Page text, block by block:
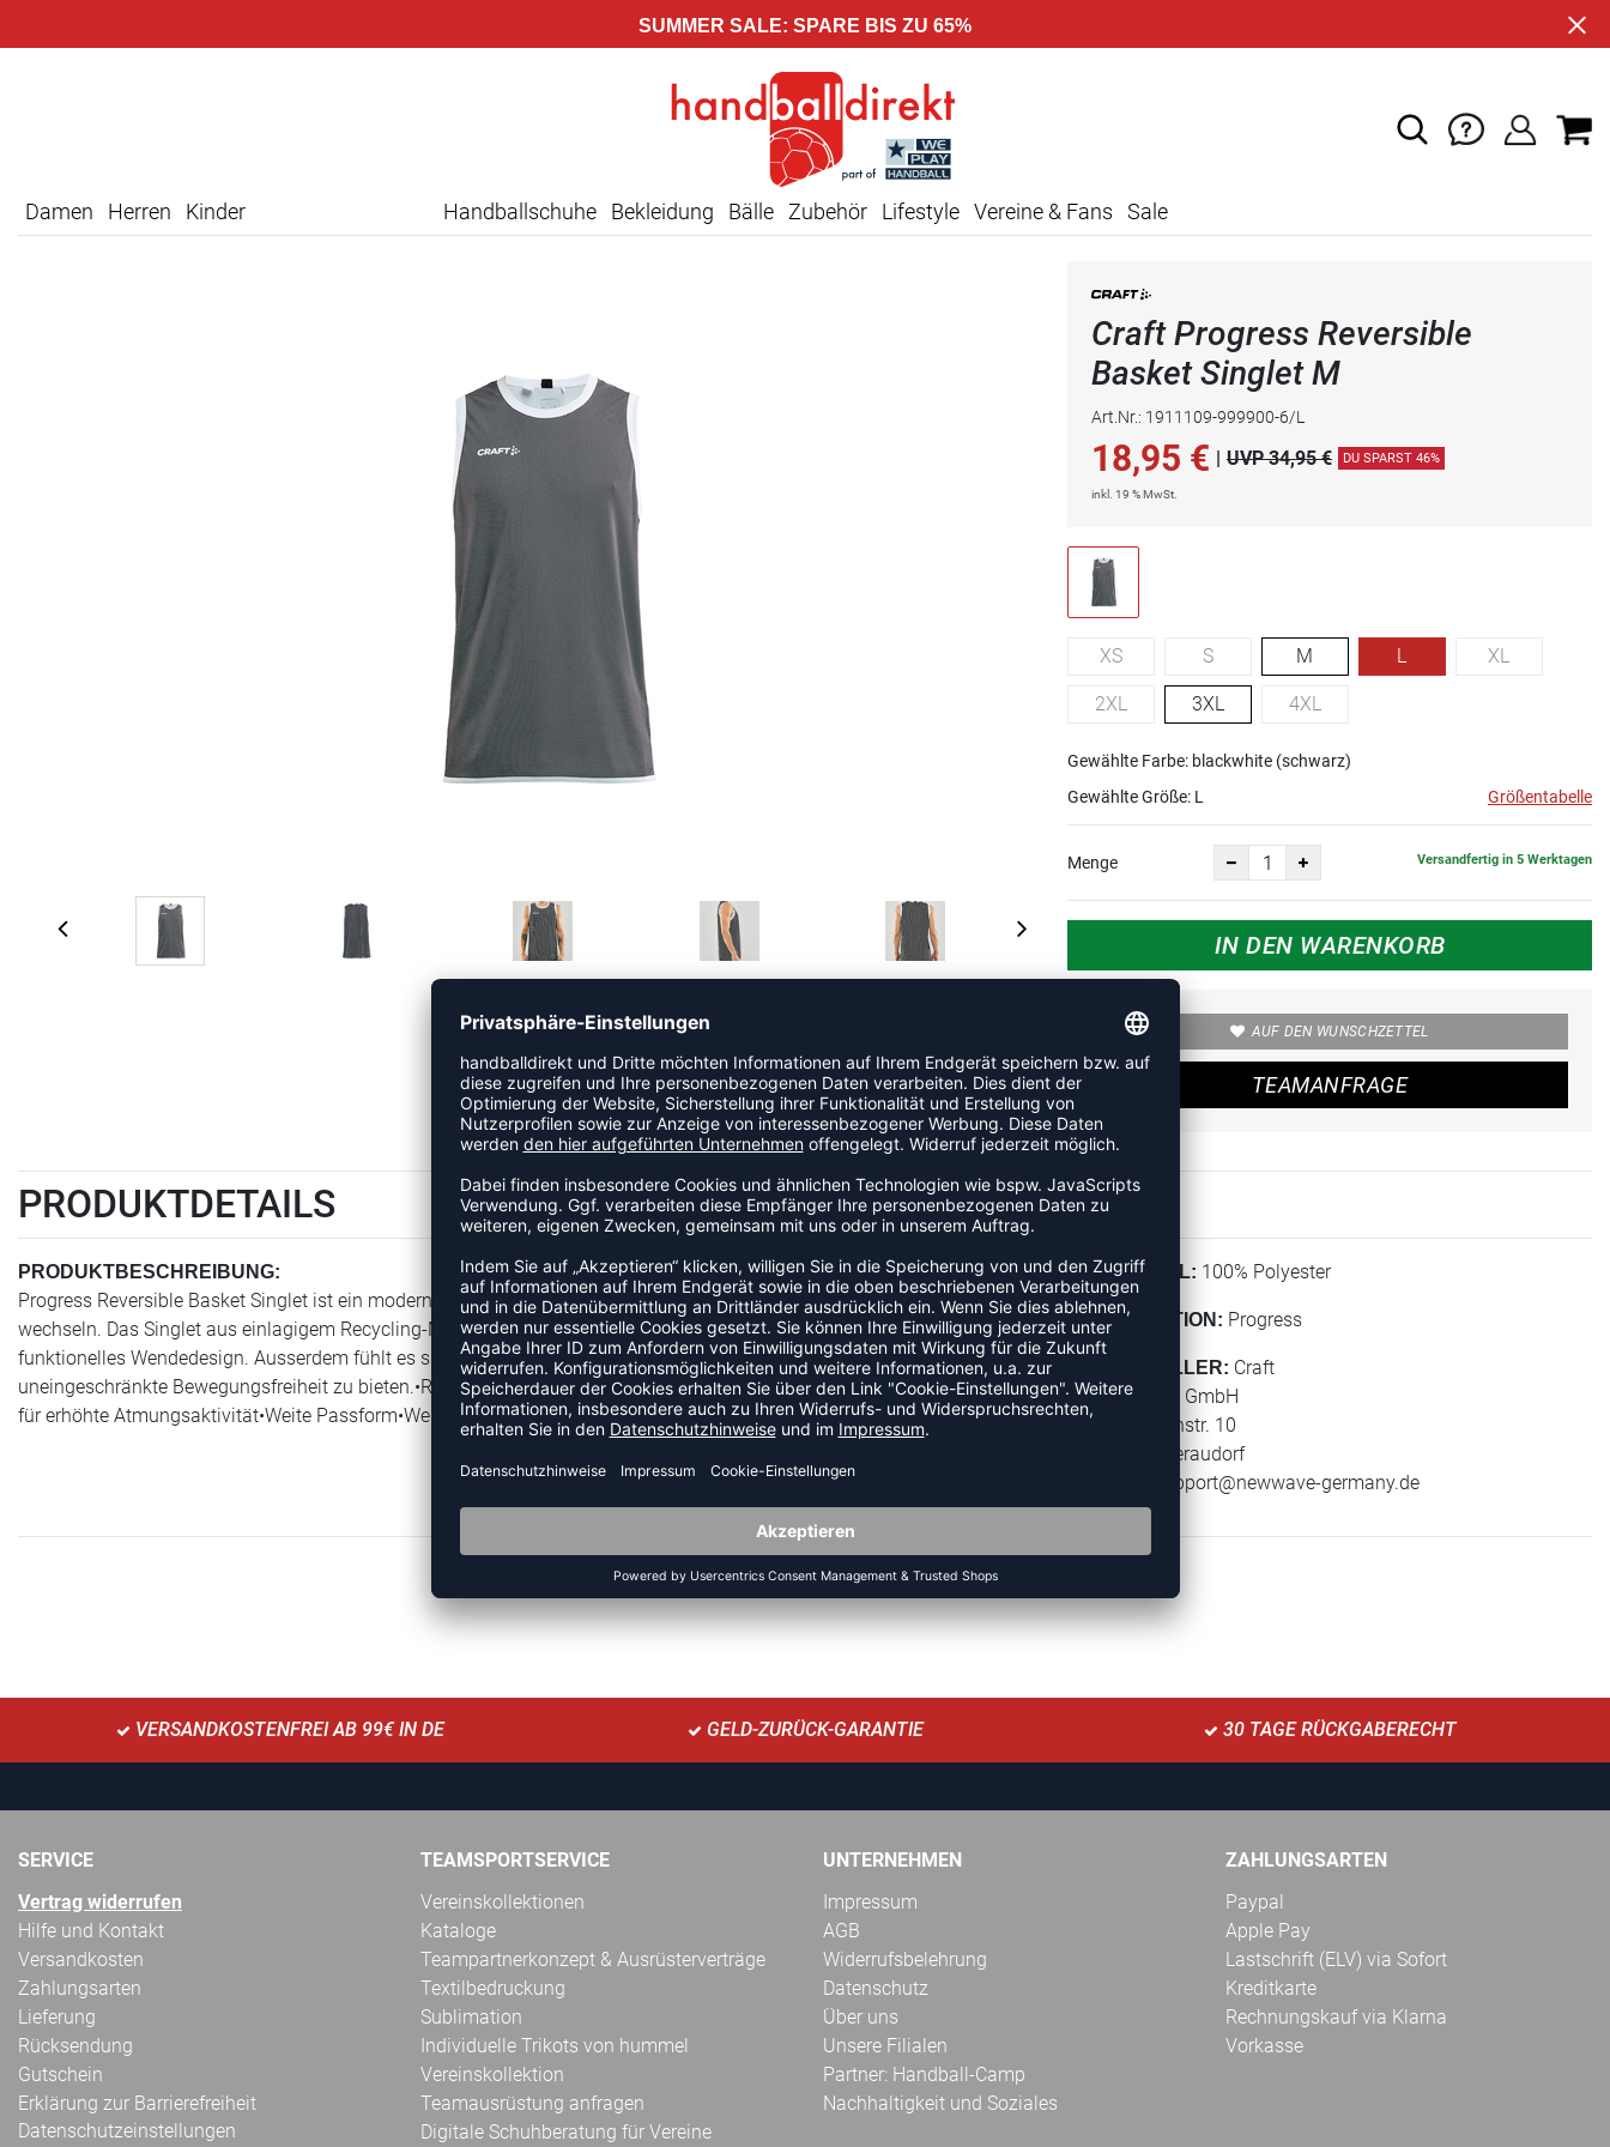
SUMMER SALE: SPARE BIS ZU 65%
Damen Herren Kinder Handballschuhe Bekleidung Bälle Zubehör Lifestyle Vereine & Fans Sale
Craft Progress Reversible
Basket Singlet M
Art.Nr.: 1911109-999900-6/L
18,95 € | UVP 34,95 € DU SPARST 46%
inkl. 19 % MwSt.
XS S M L XL
2XL 3XL 4XL
Gewählte Farbe: blackwhite (schwarz)
Gewählte Größe: L Größentabelle
Menge Versandfertig in 5 Werktagen
IN DEN WARENKORB
AUF DEN WUNSCHZETTEL
TEAMANFRAGE
PRODUKTDETAILS
PRODUKTBESCHREIBUNG:
Progress Reversible Basket Singlet ist ein modernes Basketballtrikot, das beidseitig getragen werden kann, um die Farbe zu
wechseln. Das Singlet aus einlagigem Recycling-Material mit zwei Tragseiten bietet ein feines, leichtes und sehr
funktionelles Wendedesign. Ausserdem fühlt es sich weich an und hat eine weite Passform, um hohen Komfort und
uneingeschränkte Bewegungsfreiheit zu bieten.•Recyclingpolyester•Einlagiges Wendedesign•Weiches, elastisches Material
für erhöhte Atmungsaktivität•Weite Passform•Weite Ärmelöffnungen
MATERIAL: 100% Polyester
KOLLEKTION: Progress
HERSTELLER: Craft
New Wave GmbH
Geigelsteinstr. 10
83080 Oberaudorf
support@newwave-germany.de
ZULETZT ANGESEHEN
VERSANDKOSTENFREI AB 99€ IN DE GELD-ZURÜCK-GARANTIE 30 TAGE RÜCKGABERECHT
SERVICE
Vertrag widerrufen
Hilfe und Kontakt
Versandkosten
Zahlungsarten
Lieferung
Rücksendung
Gutschein
Erklärung zur Barrierefreiheit
Datenschutzeinstellungen
TEAMSPORTSERVICE
Vereinskollektionen
Kataloge
Teampartnerkonzept & Ausrüsterverträge
Textilbedruckung
Sublimation
Individuelle Trikots von hummel
Vereinskollektion
Teamausrüstung anfragen
Digitale Schuhberatung für Vereine
UNTERNEHMEN
Impressum
AGB
Widerrufsbelehrung
Datenschutz
Über uns
Unsere Filialen
Partner: Handball-Camp
Nachhaltigkeit und Soziales
ZAHLUNGSARTEN
Paypal
Apple Pay
Lastschrift (ELV) via Sofort
Kreditkarte
Rechnungskauf via Klarna
Vorkasse